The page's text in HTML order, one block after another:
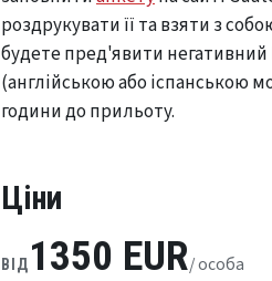
роздрукувати її та взяти з
будете пред'явити негативний
(англійською або іспанською
години до прильоту.
Ціни
ВІД 1350 EUR/ особа